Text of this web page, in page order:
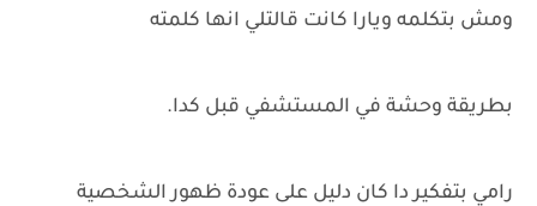
ومش بتكلمه ويارا كانت قالتلي انها كلمته
بطريقة وحشة في المستشفي قبل كدا.
رامي بتفكير دا كان دليل على عودة ظهور الشخصية